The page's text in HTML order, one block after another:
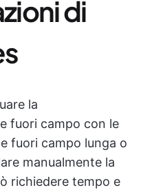
di
la
fuori campo con le
fuori campo lunga o
manualmente la
richiedere tempo e